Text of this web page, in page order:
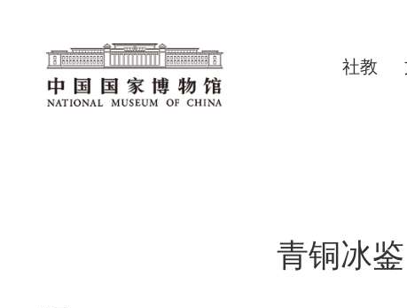
社教
青铜冰鉴